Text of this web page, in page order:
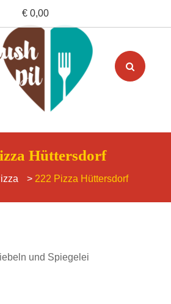
Hüttersdorf
> 222 Pizza Hüttersdorf
und Spiegelei
€ 0,00